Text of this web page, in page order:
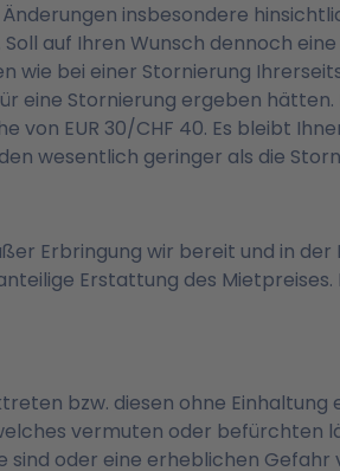
insbesondere
auf Ihren Wunsch dennoch
wie bei einer Stornierung
eine Stornierung ergeben
EUR 30/CHF 40. Es bleibt
wesentlich geringer als die
Erbringung wir bereit und in
Erstattung des
bzw. diesen ohne Einhaltung
vermuten oder befürchten
oder eine erheblichen